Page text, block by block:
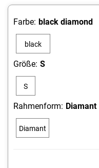
Farbe: black diamond
black
Größe: S
S
Rahmenform: Diamant
Diamant